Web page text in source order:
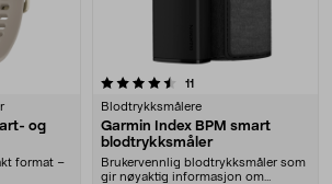
og
format –
11
Blodtrykksmålere
Garmin Index BPM smart
blodtrykksmåler
Brukervennlig blodtrykksmåler som
gir nøyaktig informasjon om